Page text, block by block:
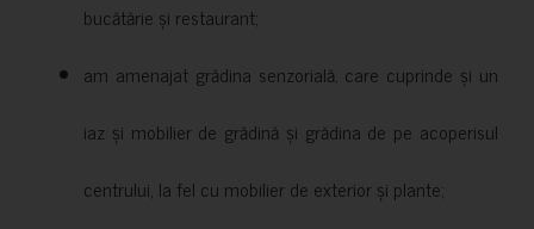
bucătărie și restaurant;
am amenajat grădina senzorială, care cuprinde și un
iaz și mobilier de grădină și grădina de pe acoperisul
centrului, la fel cu mobilier de exterior și plante;